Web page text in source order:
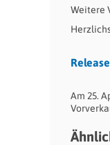
Weitere
Am 25.